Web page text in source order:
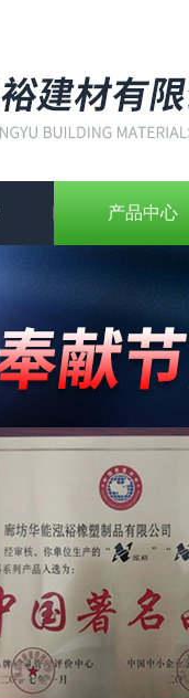
产品中心